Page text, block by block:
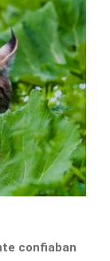
confiaban